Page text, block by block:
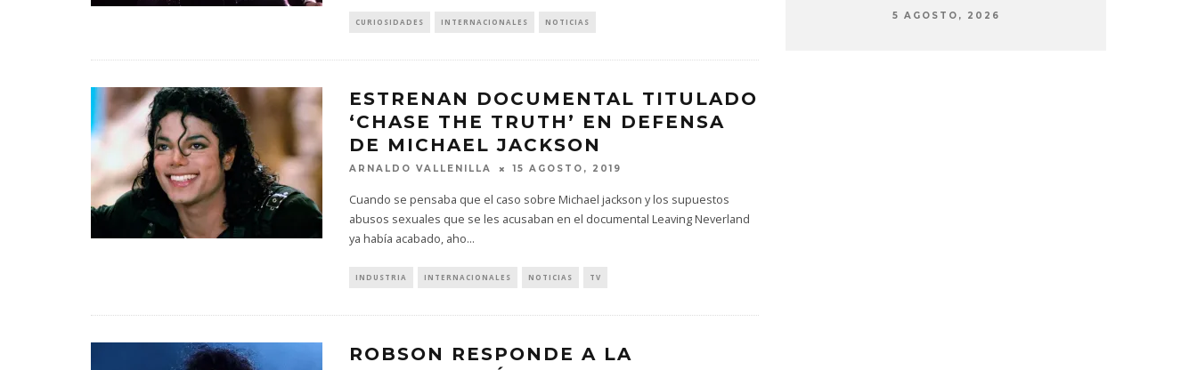
CURIOSIDADES INTERNACIONALES NOTICIAS
ESTRENAN DOCUMENTAL TITULADO
‘CHASE THE TRUTH’ EN DEFENSA
DE MICHAEL JACKSON
ARNALDO VALLENILLA 15 AGOSTO, 2019
Cuando se pensaba que el caso sobre Michael jackson y los supuestos
abusos sexuales que se les acusaban en el documental Leaving Neverland
ya había acabado, aho...
INDUSTRIA INTERNACIONALES NOTICIAS TV
ROBSON RESPONDE A LA